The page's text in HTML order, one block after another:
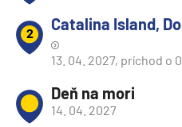
2 Catalina Island,
13. 04. 2027, príchod o
Deň na mori
14. 04. 2027